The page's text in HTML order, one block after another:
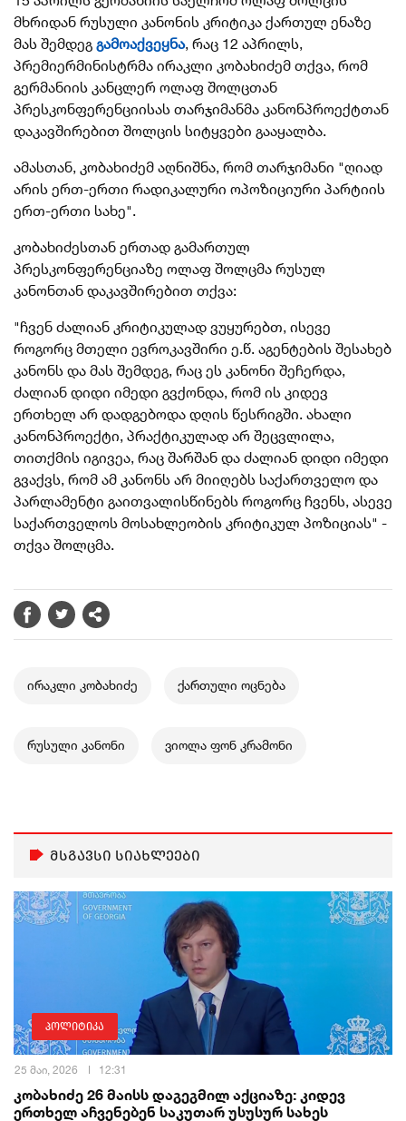
მხრიდან რუსული კანონის კრიტიკა ქართულ ენაზე
მას შემდეგ გამოაქვეყნა, რაც 12 აპრილს,
პრემიერმინისტრმა ირაკლი კობახიძემ თქვა, რომ
გერმანიის კანცლერ ოლაფ შოლცთან
პრესკონფერენციისას თარჯიმანმა კანონპროექტთან
დაკავშირებით შოლცის სიტყვები გააყალბა.
ამასთან, კობახიძემ აღნიშნა, რომ თარჯიმანი "ღიად
არის ერთ-ერთი რადიკალური ოპოზიციური პარტიის
ერთ-ერთი სახე".
კობახიძესთან ერთად გამართულ
პრესკონფერენციაზე ოლაფ შოლცმა რუსულ
კანონთან დაკავშირებით თქვა:
"ჩვენ ძალიან კრიტიკულად ვუყურებთ, ისევე
როგორც მთელი ევროკავშირი ე.წ. აგენტების შესახებ
კანონს და მას შემდეგ, რაც ეს კანონი შეჩერდა,
ძალიან დიდი იმედი გვქონდა, რომ ის კიდევ
ერთხელ არ დადგებოდა დღის წესრიგში. ახალი
კანონპროექტი, პრაქტიკულად არ შეცვლილა,
თითქმის იგივეა, რაც შარშან და ძალიან დიდი იმედი
გვაქვს, რომ ამ კანონს არ მიიღებს საქართველო და
პარლამენტი გაითვალისწინებს როგორც ჩვენს, ასევე
საქართველოს მოსახლეობის კრიტიკულ პოზიციას" -
თქვა შოლცმა.
ირაკლი კობახიძე ქართული ოცნება
რუსული კანონი ვიოლა ფონ კრამონი
მსგავსი სიახლეები
პოლიტიკა
25 მაი, 2026 12:31
კობახიძე 26 მაისს დაგეგმილ აქციაზე: კიდევ
ერთხელ აჩვენებენ საკუთარ უსუსურ სახეს